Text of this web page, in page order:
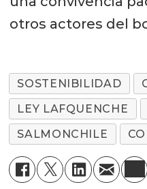
otros actores del
SOSTENIBILIDAD
LEY LAFQUENCHE
SALMONCHILE